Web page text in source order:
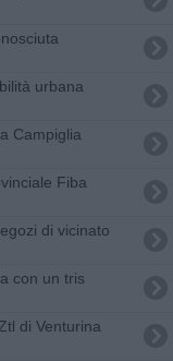
urbana
Campiglia
Fiba
di vicinato
con un tris
di Venturina